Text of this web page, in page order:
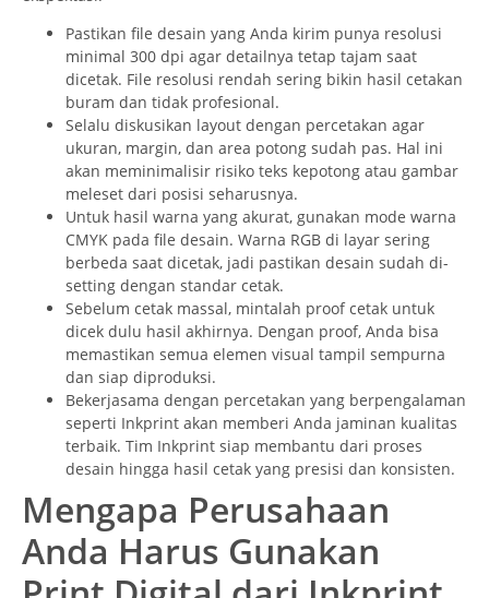
Pastikan file desain yang Anda kirim punya resolusi
minimal 300 dpi agar detailnya tetap tajam saat
dicetak. File resolusi rendah sering bikin hasil cetakan
buram dan tidak profesional.
Selalu diskusikan layout dengan percetakan agar
ukuran, margin, dan area potong sudah pas. Hal ini
akan meminimalisir risiko teks kepotong atau gambar
meleset dari posisi seharusnya.
Untuk hasil warna yang akurat, gunakan mode warna
CMYK pada file desain. Warna RGB di layar sering
berbeda saat dicetak, jadi pastikan desain sudah di-
setting dengan standar cetak.
Sebelum cetak massal, mintalah proof cetak untuk
dicek dulu hasil akhirnya. Dengan proof, Anda bisa
memastikan semua elemen visual tampil sempurna
dan siap diproduksi.
Bekerjasama dengan percetakan yang berpengalaman
seperti Inkprint akan memberi Anda jaminan kualitas
terbaik. Tim Inkprint siap membantu dari proses
desain hingga hasil cetak yang presisi dan konsisten.
Mengapa Perusahaan
Anda Harus Gunakan